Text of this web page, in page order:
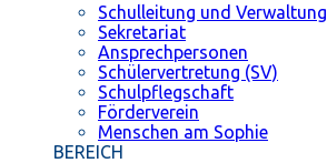
Schulleitung und Verwaltung
Sekretariat
Ansprechpersonen
Schülervertretung (SV)
Schulpflegschaft
Förderverein
Menschen am Sophie
BEREICH